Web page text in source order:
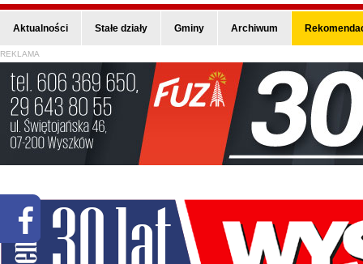
Aktualności Stałe działy Gminy Archiwum
REKLAMA